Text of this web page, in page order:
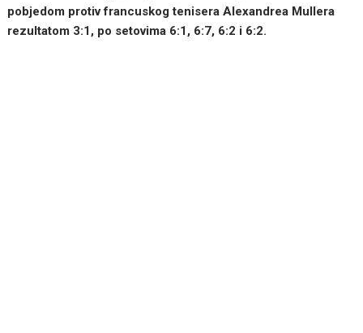
pobjedom protiv francuskog tenisera Alexandrea Mullera
rezultatom 3:1, po setovima 6:1, 6:7, 6:2 i 6:2.